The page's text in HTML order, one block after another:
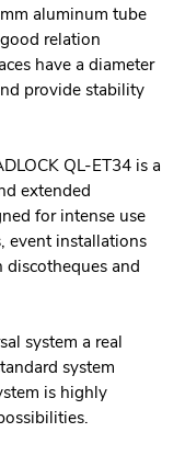
aluminum tube
relation
have a diameter
provide stability
QL-ET34 is a
extended
for intense use
event installations
and
system a real
system
is highly